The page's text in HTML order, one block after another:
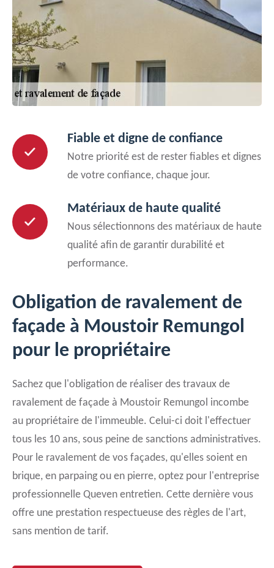
Fiable et digne de confiance
Notre priorité est de rester fiables et dignes
de votre confiance, chaque jour.
Matériaux de haute qualité
Nous sélectionnons des matériaux de haute
qualité afin de garantir durabilité et
performance.
Obligation de ravalement de
façade à Moustoir Remungol
pour le propriétaire
Sachez que l'obligation de réaliser des travaux de
ravalement de façade à Moustoir Remungol incombe
au propriétaire de l'immeuble. Celui-ci doit l'effectuer
tous les 10 ans, sous peine de sanctions administratives.
Pour le ravalement de vos façades, qu'elles soient en
brique, en parpaing ou en pierre, optez pour l'entreprise
professionnelle Queven entretien. Cette dernière vous
offre une prestation respectueuse des règles de l'art,
sans mention de tarif.